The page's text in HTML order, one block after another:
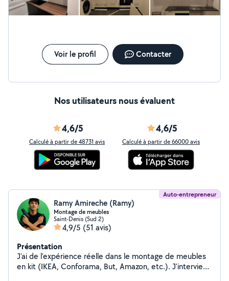
Voir le profil Contacter
Nos utilisateurs nous évaluent
4,6/5
Calculé à partir de 48731 avis
4,6/5
Calculé à partir de 66000 avis
Auto-entrepreneur
Ramy Amireche (Ramy)
Montage de meubles
Saint-Denis (Sud 2)
4,9/5 (51 avis)
Présentation
J'ai de l'expérience réelle dans le montage de meubles
en kit (IKEA, Conforama, But, Amazon, etc.). J'interviens